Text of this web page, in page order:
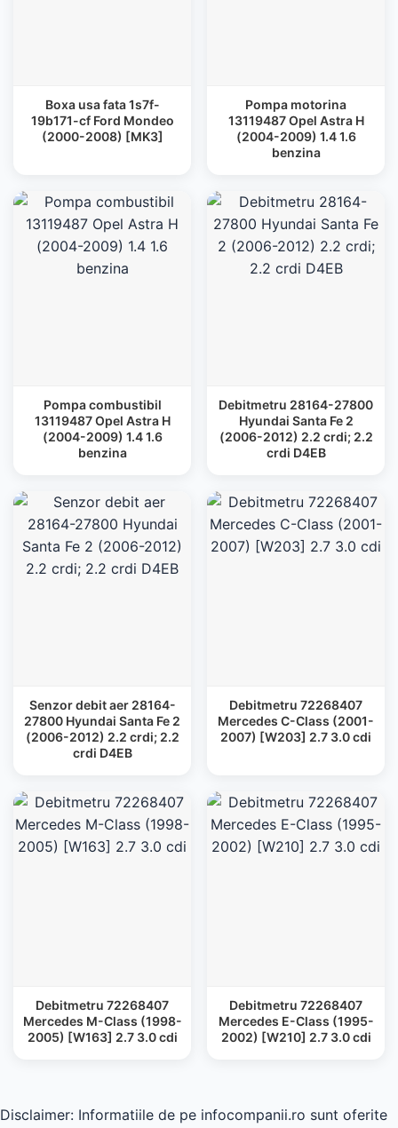
Boxa usa fata 1s7f-
19b171-cf Ford Mondeo
(2000-2008) [MK3]
Pompa motorina
13119487 Opel Astra H
(2004-2009) 1.4 1.6
benzina
Pompa combustibil
13119487 Opel Astra H
(2004-2009) 1.4 1.6
benzina
Debitmetru 28164-27800
Hyundai Santa Fe 2
(2006-2012) 2.2 crdi; 2.2
crdi D4EB
Senzor debit aer 28164-
27800 Hyundai Santa Fe 2
(2006-2012) 2.2 crdi; 2.2
crdi D4EB
Debitmetru 72268407
Mercedes C-Class (2001-
2007) [W203] 2.7 3.0 cdi
Debitmetru 72268407
Mercedes M-Class (1998-
2005) [W163] 2.7 3.0 cdi
Debitmetru 72268407
Mercedes E-Class (1995-
2002) [W210] 2.7 3.0 cdi
Disclaimer: Informatiile de pe infocompanii.ro sunt oferite